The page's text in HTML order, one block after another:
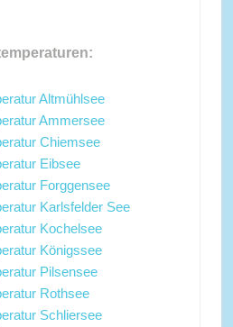
Altmühlsee
Ammersee
Chiemsee
Eibsee
Forggensee
Karlsfelder See
Kochelsee
Königssee
Pilsensee
Rothsee
Schliersee